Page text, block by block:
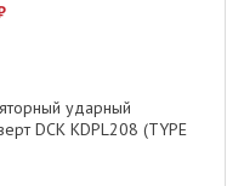
ударный
DCK KDPL208 (TYPE